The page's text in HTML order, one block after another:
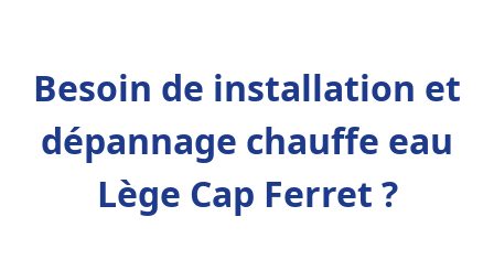
Besoin de installation et
dépannage chauffe eau
Lège Cap Ferret ?